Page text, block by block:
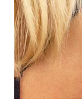
WN
TANGERANG
WN
BINJAI